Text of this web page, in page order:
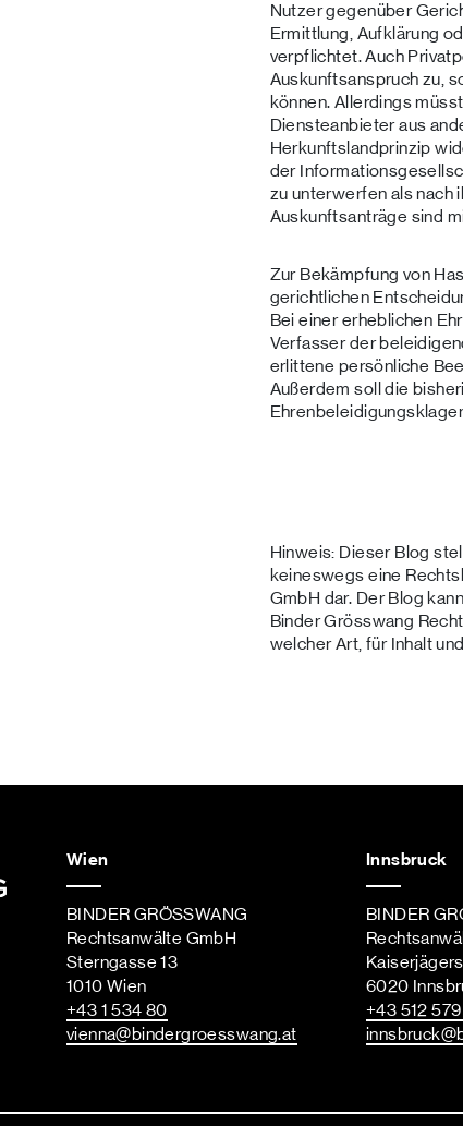
Nutzer gegenüber
Ermittlung, Aufklärung
verpflichtet. Auch
Auskunftsanspruch zu,
können. Allerdings
Diensteanbieter aus
Herkunftslandprinzip
der
zu unterwerfen als nach
Auskunftsanträge sind
Zur Bekämpfung von
gerichtlichen
Bei einer erheblichen
Verfasser der
erlittene persönliche
Außerdem soll die
Hinweis: Dieser Blog
keineswegs eine
GmbH dar. Der Blog
Binder Grösswang
welcher Art, für Inhalt
Spotify Podcast
Wien
BINDER GRÖSSWANG
Rechtsanwälte GmbH
Sterngasse 13
1010 Wien
+43 1 534 80
vienna@bindergroesswang.at
Innsbruck
BINDER
6020
+43 512
innsbruck